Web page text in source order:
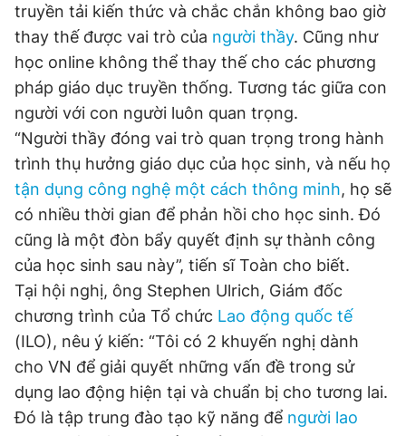
Tổng biên tập: Nguyễn Ngọc Toàn
Phó tổng biên tập thường trực: Hải Thành
Phó tổng biên tập: Lâm Hiếu Dũng
Phó tổng biên tập: Trần Việt Hưng
Tổng thư ký tòa soạn: Đức Trung
Giấy phép xuất bản số 110/GP - BTTTT cấp ngày 24.3.2020
© 2003-2026 Bản quyền thuộc về Báo Thanh Niên. Cấm sao
chép dưới mọi hình thức nếu không có sự chấp thuận bằng văn
bản. Phát triển bởi ePi Technologies, JSC.
truyền tải kiến thức và chắc chắn không bao giờ
thay thế được vai trò của người thầy. Cũng như
học online không thể thay thế cho các phương
pháp giáo dục truyền thống. Tương tác giữa con
người với con người luôn quan trọng.
“Người thầy đóng vai trò quan trọng trong hành
trình thụ hưởng giáo dục của học sinh, và nếu họ
tận dụng công nghệ một cách thông minh, họ sẽ
có nhiều thời gian để phản hồi cho học sinh. Đó
cũng là một đòn bẩy quyết định sự thành công
của học sinh sau này”, tiến sĩ Toàn cho biết.
Tại hội nghị, ông Stephen Ulrich, Giám đốc
chương trình của Tổ chức Lao động quốc tế
(ILO), nêu ý kiến: “Tôi có 2 khuyến nghị dành
cho VN để giải quyết những vấn đề trong sử
dụng lao động hiện tại và chuẩn bị cho tương lai.
Đó là tập trung đào tạo kỹ năng để người lao